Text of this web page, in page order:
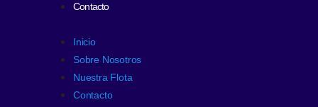
Contacto
Inicio
Sobre Nosotros
Nuestra Flota
Contacto